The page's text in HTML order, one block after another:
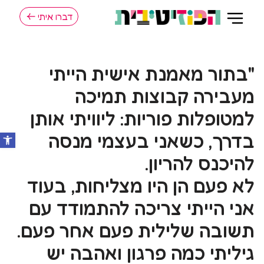
דברו איתי
"בתור מאמנת אישית הייתי
מעבירה קבוצות תמיכה
למטופלות פוריות: ליוויתי אותן
בדרך, כשאני בעצמי מנסה
להיכנס להריון.
לא פעם הן היו מצליחות, בעוד
אני הייתי צריכה להתמודד עם
תשובה שלילית פעם אחר פעם.
גיליתי כמה פרגון ואהבה יש